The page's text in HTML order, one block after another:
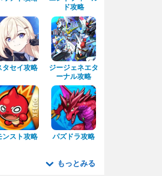
ド攻略
タセイ攻略
ジージェネエタ
ーナル攻略
ンスト攻略 パズドラ攻略
もっとみる